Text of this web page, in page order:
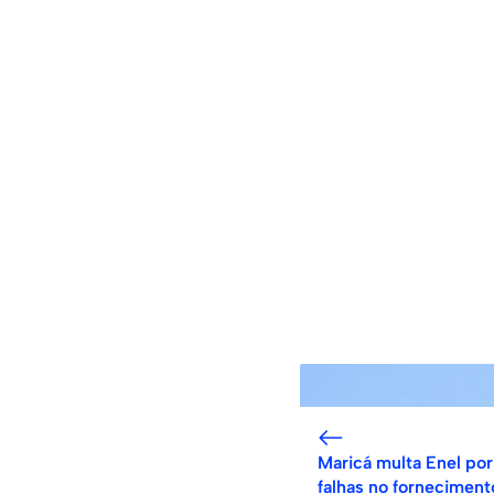
Maricá multa Enel por
falhas no